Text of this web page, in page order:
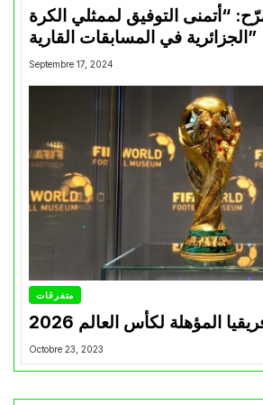
“أتمنى التوفيق لممثلي الكرة
الجزائرية في المسابقات القارية”
Septembre 17, 2024
متفرقات
المؤهلة لكأس العالم 2026
Octobre 23, 2023